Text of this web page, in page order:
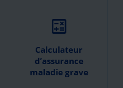
calculate
Calculateur
d’assurance
maladie grave